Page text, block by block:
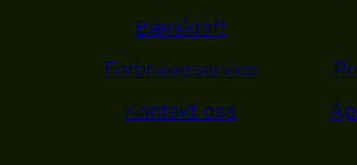
Bærekraft
Forbrukerservice
Kontakt oss